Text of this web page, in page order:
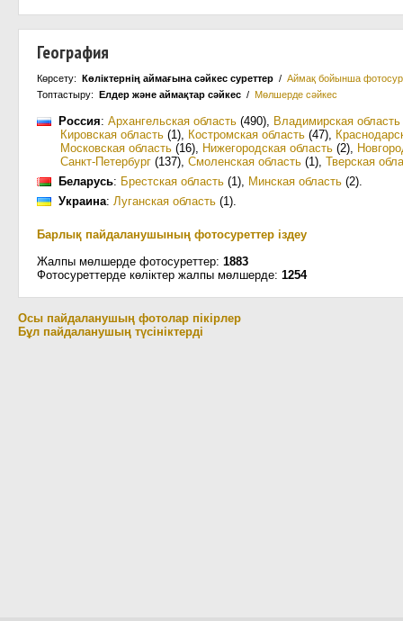
География
Көрсету: Көліктернің аймағына сәйкес суреттер / Аймақ бойынша
Топтастыру: Елдер және аймақтар сәйкес / Мөлшерде сәйкес
Россия: Архангельская область (490), Владимирская область
Кировская область (1), Костромская область (47),
Московская область (16), Нижегородская область (2),
Санкт-Петербург (137), Смоленская область (1), Тверская
Беларусь: Брестская область (1), Минская область (2).
Украина: Луганская область (1).
Барлық пайдаланушының фотосуреттер іздеу
Жалпы мөлшерде фотосуреттер: 1883
Фотосуреттерде көліктер жалпы мөлшерде: 1254
Осы пайдаланушың фотолар пікірлер
Бұл пайдаланушың түсініктерді